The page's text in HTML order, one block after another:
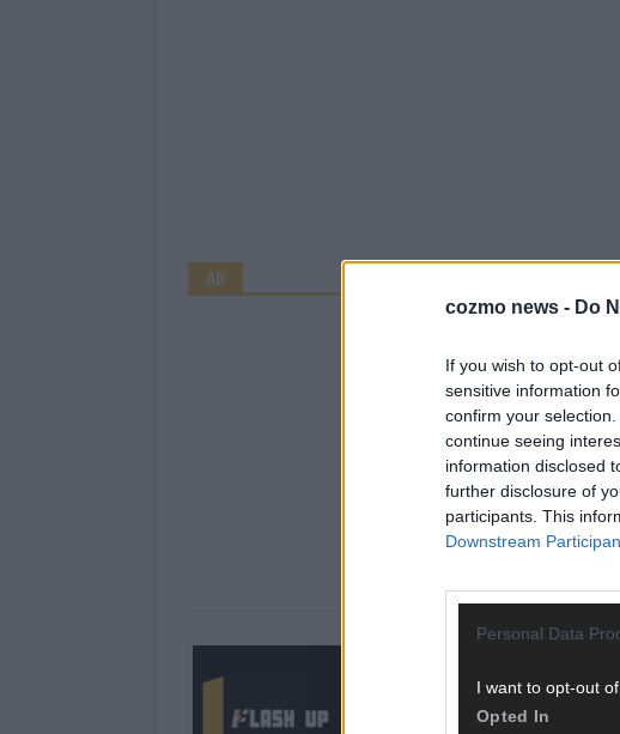
cozmo news - Do
If you wish to opt-out
sensitive information
confirm your
continue seeing
information disclosed
further disclosure of
participants. This
Downstream
Personal Data
I want to opt-out
Opted In
AD
Hier schreiben, posten und
interessiert! Wir sind das Team